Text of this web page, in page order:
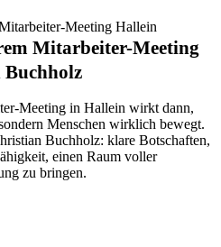
Mitarbeiter-Meeting
Meeting in Hallein wirkt dann,
Menschen wirklich bewegt.
Buchholz: klare Botschaften,
einen Raum voller
zu bringen.